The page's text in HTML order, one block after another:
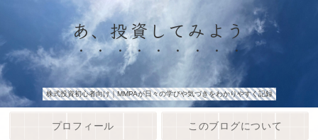
あ、投資してみよう
株式投資初心者向け｜MMPAが日々の学びや気づきをわかりやすく記録
プロフィール このブログについて